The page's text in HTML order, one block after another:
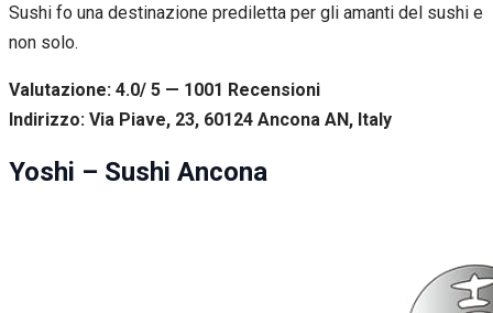
Sushi fo una destinazione prediletta per gli amanti del sushi e
non solo.
Valutazione: 4.0/ 5 — 1001 Recensioni
Indirizzo: Via Piave, 23, 60124 Ancona AN, Italy
Yoshi – Sushi Ancona